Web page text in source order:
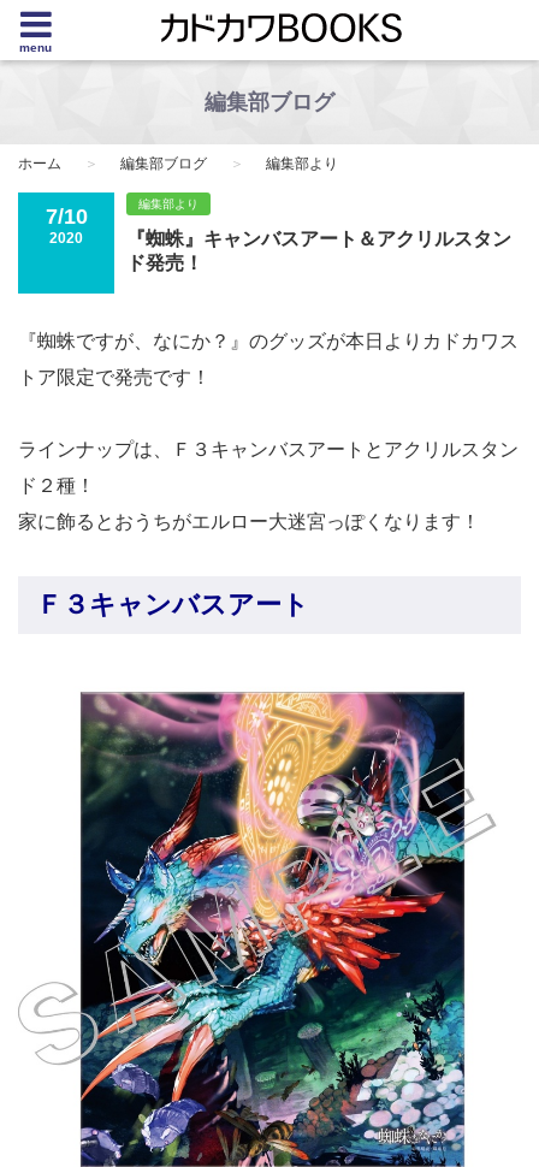
menu
編集部ブログ
ホーム 編集部ブログ 編集部より
7/10
2020
編集部より
『蜘蛛』キャンバスアート＆アクリルスタン
ド発売！
『蜘蛛ですが、なにか？』のグッズが本日よりカドカワス
トア限定で発売です！
ラインナップは、Ｆ３キャンバスアートとアクリルスタン
ド２種！
家に飾るとおうちがエルロー大迷宮っぽくなります！
Ｆ３キャンバスアート